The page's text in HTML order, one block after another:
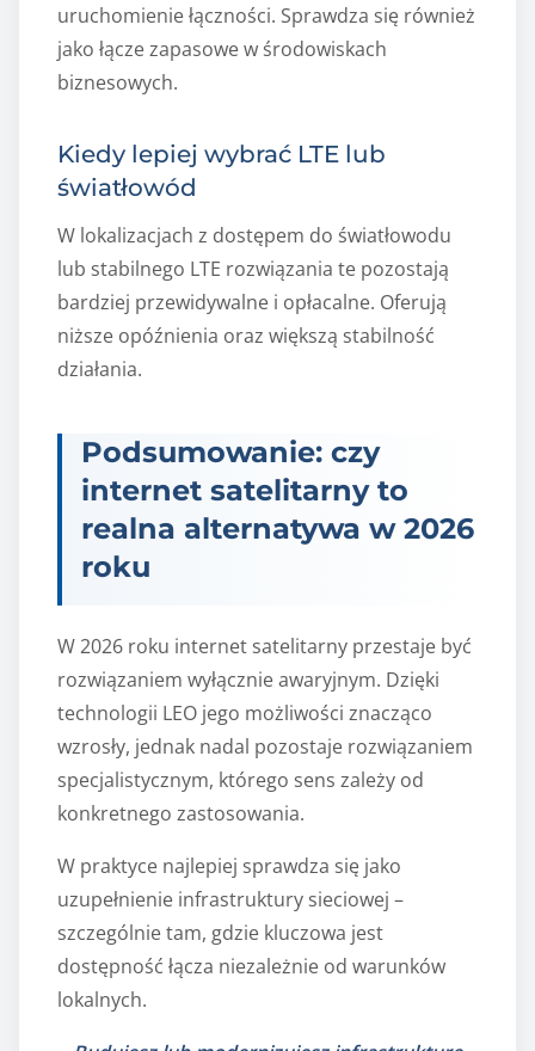
uruchomienie łączności. Sprawdza się również
jako łącze zapasowe w środowiskach
biznesowych.
Kiedy lepiej wybrać LTE lub
światłowód
W lokalizacjach z dostępem do światłowodu
lub stabilnego LTE rozwiązania te pozostają
bardziej przewidywalne i opłacalne. Oferują
niższe opóźnienia oraz większą stabilność
działania.
Podsumowanie: czy
internet satelitarny to
realna alternatywa w 2026
roku
W 2026 roku internet satelitarny przestaje być
rozwiązaniem wyłącznie awaryjnym. Dzięki
technologii LEO jego możliwości znacząco
wzrosły, jednak nadal pozostaje rozwiązaniem
specjalistycznym, którego sens zależy od
konkretnego zastosowania.
W praktyce najlepiej sprawdza się jako
uzupełnienie infrastruktury sieciowej –
szczególnie tam, gdzie kluczowa jest
dostępność łącza niezależnie od warunków
lokalnych.